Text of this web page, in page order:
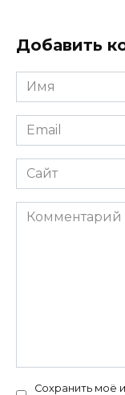
Добавить
Имя
*
Email
*
Сайт
Комментарий
Сохранить моё